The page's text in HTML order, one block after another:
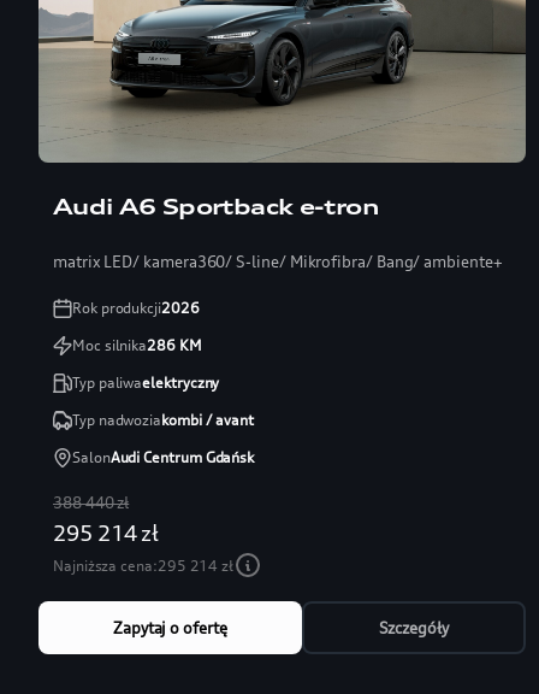
Audi A6 Sportback e-tron
matrix LED/ kamera360/ S-line/ Mikrofibra/ Bang/ ambiente+
Rok produkcji2026
Moc silnika286KM
Typ paliwaelektryczny
Typ nadwoziakombi / avant
SalonAudi Centrum Gdańsk
388 440 zł
295 214 zł
Najniższa cena:295 214 zł
Zapytaj o ofertę Szczegóły